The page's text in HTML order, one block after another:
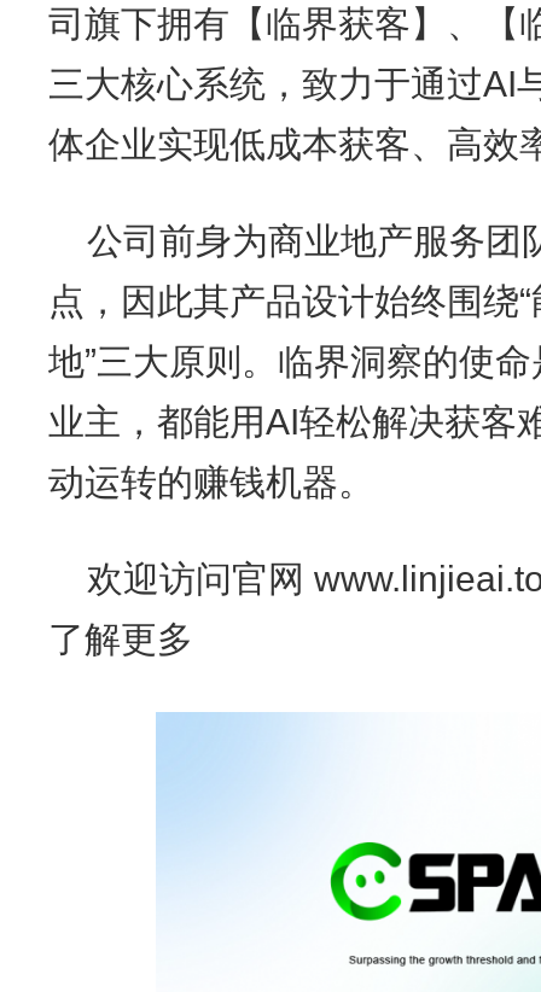
司旗下拥有【临界获客】、【
三大核心系统，致力于通过AI
体企业实现低成本获客、高效
公司前身为商业地产服务团
点，因此其产品设计始终围绕
地”三大原则。临界洞察的使
业主，都能用AI轻松解决获客
动运转的赚钱机器。
欢迎访问官网
了解更多